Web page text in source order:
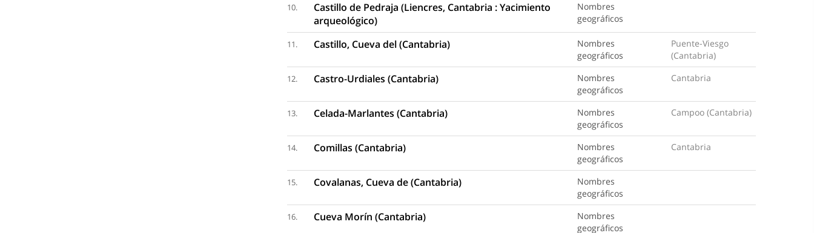
10.
Castillo de Pedraja (Liencres, Cantabria : Yacimiento
arqueológico)
Nombres
geográficos
11. Castillo, Cueva del (Cantabria)
Nombres
geográficos
Puente-Viesgo
(Cantabria)
12. Castro-Urdiales (Cantabria)
Nombres
geográficos
Cantabria
13. Celada-Marlantes (Cantabria)
Nombres
geográficos
Campoo (Cantabria)
14. Comillas (Cantabria)
Nombres
geográficos
Cantabria
15. Covalanas, Cueva de (Cantabria)
Nombres
geográficos
16. Cueva Morín (Cantabria)
Nombres
geográficos